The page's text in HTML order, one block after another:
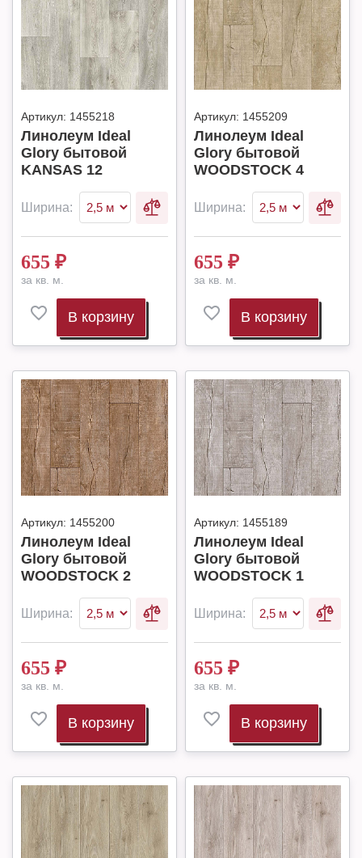
Артикул: 1455218
Линолеум Ideal
Glory бытовой
KANSAS 12
Ширина:
655 ₽
за кв. м.
В корзину
Артикул: 1455209
Линолеум Ideal
Glory бытовой
WOODSTOCK 4
Ширина:
655 ₽
за кв. м.
В корзину
Артикул: 1455200
Линолеум Ideal
Glory бытовой
WOODSTOCK 2
Ширина:
655 ₽
за кв. м.
В корзину
Артикул: 1455189
Линолеум Ideal
Glory бытовой
WOODSTOCK 1
Ширина:
655 ₽
за кв. м.
В корзину